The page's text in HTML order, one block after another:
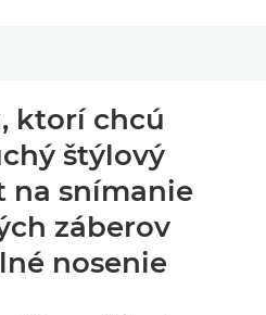
ktorí chcú
štýlový
na snímanie
záberov
nosenie